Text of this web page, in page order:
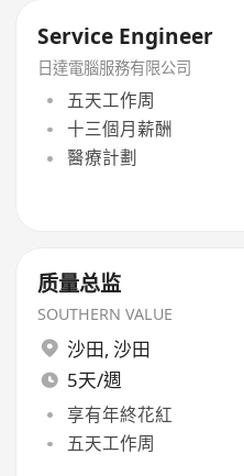
Service Engineer
日達電腦服務有限公司
五天工作周
十三個月薪酬
醫療計劃
质量总监
SOUTHERN VALUE
沙田, 沙田
5天/週
享有年終花紅
五天工作周